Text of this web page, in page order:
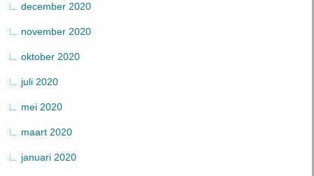
december 2020
november 2020
oktober 2020
juli 2020
mei 2020
maart 2020
januari 2020